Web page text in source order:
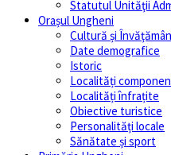
Statutul Unităţii
Orașul Ungheni
Cultură și
Date demografice
Istoric
Localități
Localități înfrațite
Obiective turistice
Personalități locale
Sănătate și sport